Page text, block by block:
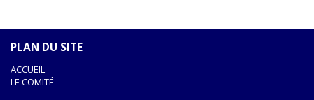
PLAN DU SITE
ACCUEIL
LE COMITÉ